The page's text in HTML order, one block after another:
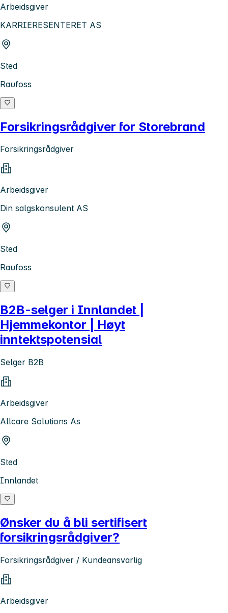
Arbeidsgiver
KARRIERESENTERET AS
Sted
Raufoss
Forsikringsrådgiver for Storebrand
Forsikringsrådgiver
Arbeidsgiver
Din salgskonsulent AS
Sted
Raufoss
B2B-selger i Innlandet |
Hjemmekontor | Høyt
inntektspotensial
Selger B2B
Arbeidsgiver
Allcare Solutions As
Sted
Innlandet
Ønsker du å bli sertifisert
forsikringsrådgiver?
Forsikringsrådgiver / Kundeansvarlig
Arbeidsgiver